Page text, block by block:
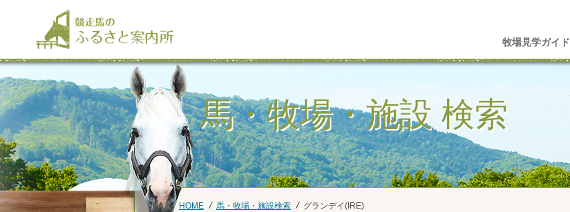
牧場見学ガイド
馬・牧場・施設 検索
HOME 馬・牧場・施設検索 グランデイ(IRE)